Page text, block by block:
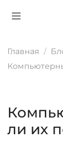
Главная
ли их